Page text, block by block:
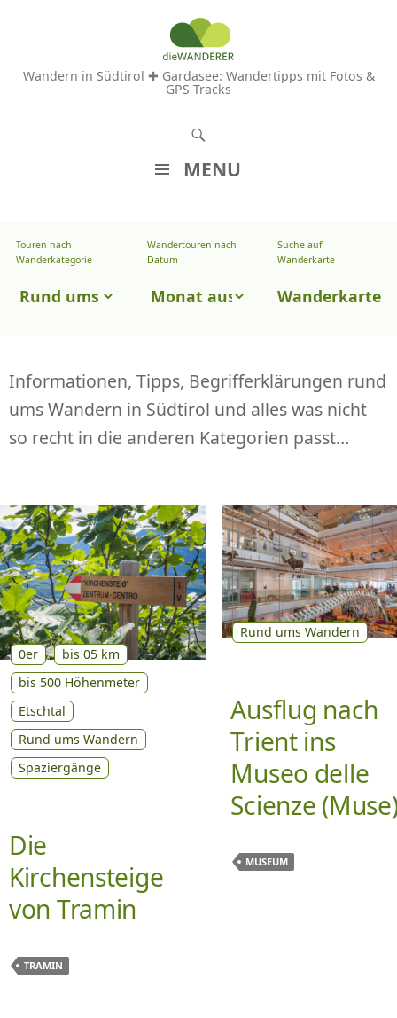
Wandern in Südtirol ✚ Gardasee: Wandertipps mit Fotos &
GPS-Tracks
MENU
M
T
S
P
R
E
N
Touren nach
Wanderkategorie
Touren
Wandertouren nach
Datum
Wandertouren
Datum
Suche auf
Wanderkarte
Wanderkarte
Informationen, Tipps, Begrifferklärungen rund
ums Wandern in Südtirol und alles was nicht
so recht in die anderen Kategorien passt…
0er
bis 05 km
bis 500 Höhenmeter
Etschtal
Rund ums Wandern
Spaziergänge
Die
Kirchensteige
von Tramin
TRAMIN
Rund ums Wandern
Ausflug nach
Trient ins
Museo delle
Scienze
MUSEUM